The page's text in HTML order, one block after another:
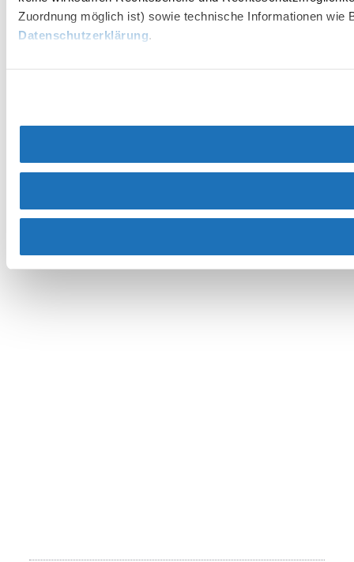
Zuordnung möglich ist) sowie technische Informationen
Datenschutzerklärung.